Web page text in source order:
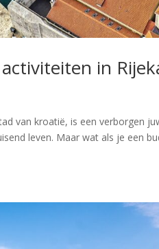
in
van kroatië, is een verborgen
leven. Maar wat als je een